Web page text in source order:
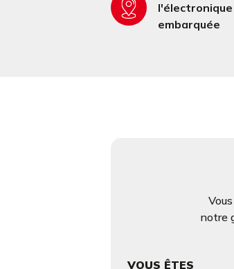
l'électronique
embarquée
notre
VOUS ÊTES